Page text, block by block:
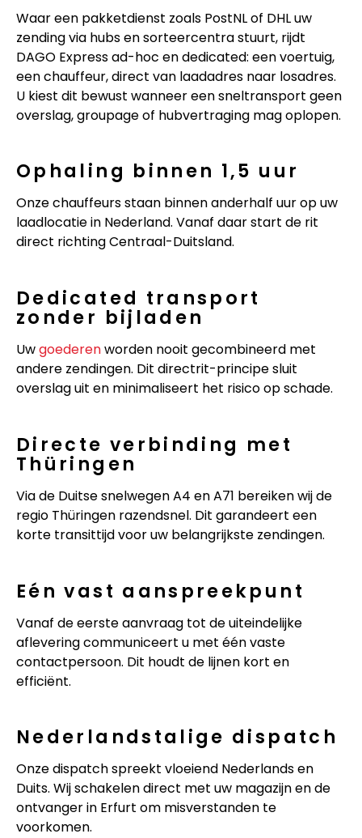
Waar een pakketdienst zoals PostNL of DHL uw
zending via hubs en sorteercentra stuurt, rijdt
DAGO Express ad-hoc en dedicated: een voertuig,
een chauffeur, direct van laadadres naar losadres.
U kiest dit bewust wanneer een sneltransport geen
overslag, groupage of hubvertraging mag oplopen.
Ophaling binnen 1,5 uur
Onze chauffeurs staan binnen anderhalf uur op uw
laadlocatie in Nederland. Vanaf daar start de rit
direct richting Centraal-Duitsland.
Dedicated transport
zonder bijladen
Uwgoederenworden nooit gecombineerd met
andere zendingen. Dit directrit-principe sluit
overslag uit en minimaliseert het risico op schade.
Directe verbinding met
Thüringen
Via de Duitse snelwegen A4 en A71 bereiken wij de
regio Thüringen razendsnel. Dit garandeert een
korte transittijd voor uw belangrijkste zendingen.
Eén vast aanspreekpunt
Vanaf de eerste aanvraag tot de uiteindelijke
aflevering communiceert u met één vaste
contactpersoon. Dit houdt de lijnen kort en
efficiënt.
Nederlandstalige dispatch
Onze dispatch spreekt vloeiend Nederlands en
Duits. Wij schakelen direct met uw magazijn en de
ontvanger in Erfurt om misverstanden te
voorkomen.